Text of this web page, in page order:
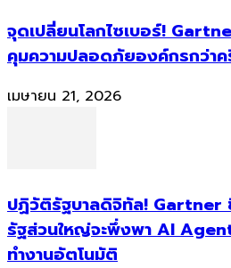
จุดเปลี่ยนโลกไซเบอร์!
คุมความปลอดภัยองค์กรกว่าค
เมษายน 21, 2026
ปฏิวัติรัฐบาลดิจิทัล! Gartner
รัฐส่วนใหญ่จะพึ่งพา AI
ทำงานอัตโนมัติ